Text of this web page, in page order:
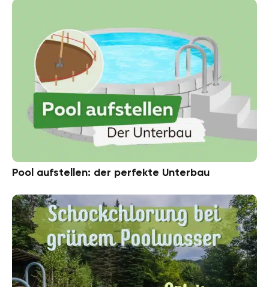
Pool aufstellen: der perfekte Unterbau